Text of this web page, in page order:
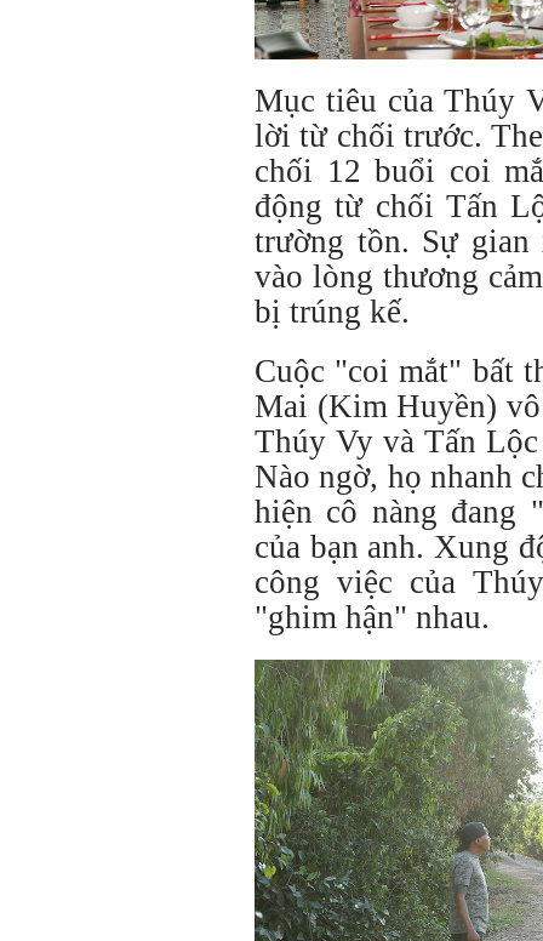
Mục tiêu của Thúy
lời từ chối trước.
chối 12 buổi coi
động từ chối Tấn
trường tồn. Sự
vào lòng thương
bị trúng kế.
Cuộc "coi mắt" bất
Mai (Kim Huyền)
Thúy Vy và Tấn
Nào ngờ, họ nhanh
hiện cô nàng đang
của bạn anh. Xung
công việc của
"ghim hận" nhau.